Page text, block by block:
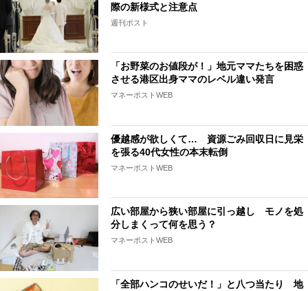
際の新様式と注意点
週刊ポスト
「お野菜のお値段が！」地元ママたちを困惑
させる港区出身ママのレベル違い発言
マネーポストWEB
優越感が欲しくて… 資源ごみ回収日に見栄
を張る40代女性の本末転倒
マネーポストWEB
広い部屋から狭い部屋に引っ越し モノを処
分しまくって何を思う？
マネーポストWEB
「全部ハンコのせいだ！」と八つ当たり 地